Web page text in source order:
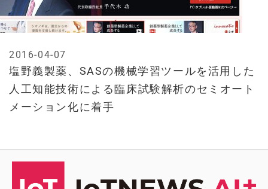
塩野義製薬、SASの機械学習ツールを活用した
人工知能技術による臨床試験解析のセミオート
メーション化に着手
2016-04-07